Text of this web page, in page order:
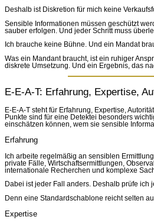
Deshalb ist Diskretion für mich keine
Sensible Informationen müssen geschützt
sauber erfolgen. Und jeder Schritt muss
Ich brauche keine Bühne. Und ein Mandat
Was ein Mandant braucht, ist ein ruhiger
diskrete Umsetzung. Und ein Ergebnis, das
E-E-A-T: Erfahrung, Expertise,
E-E-A-T steht für Erfahrung, Expertise,
Punkte sind für eine Detektei besonders
einschätzen können, wem sie sensible
Erfahrung
Ich arbeite regelmäßig an sensiblen
private Fälle, Wirtschaftsermittlungen,
internationale Recherchen und komplexe
Dabei ist jeder Fall anders. Deshalb prüfe ich
Denn eine Standardschablone reicht selten
Expertise